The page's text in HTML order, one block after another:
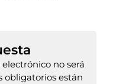
no será
obligatorios están